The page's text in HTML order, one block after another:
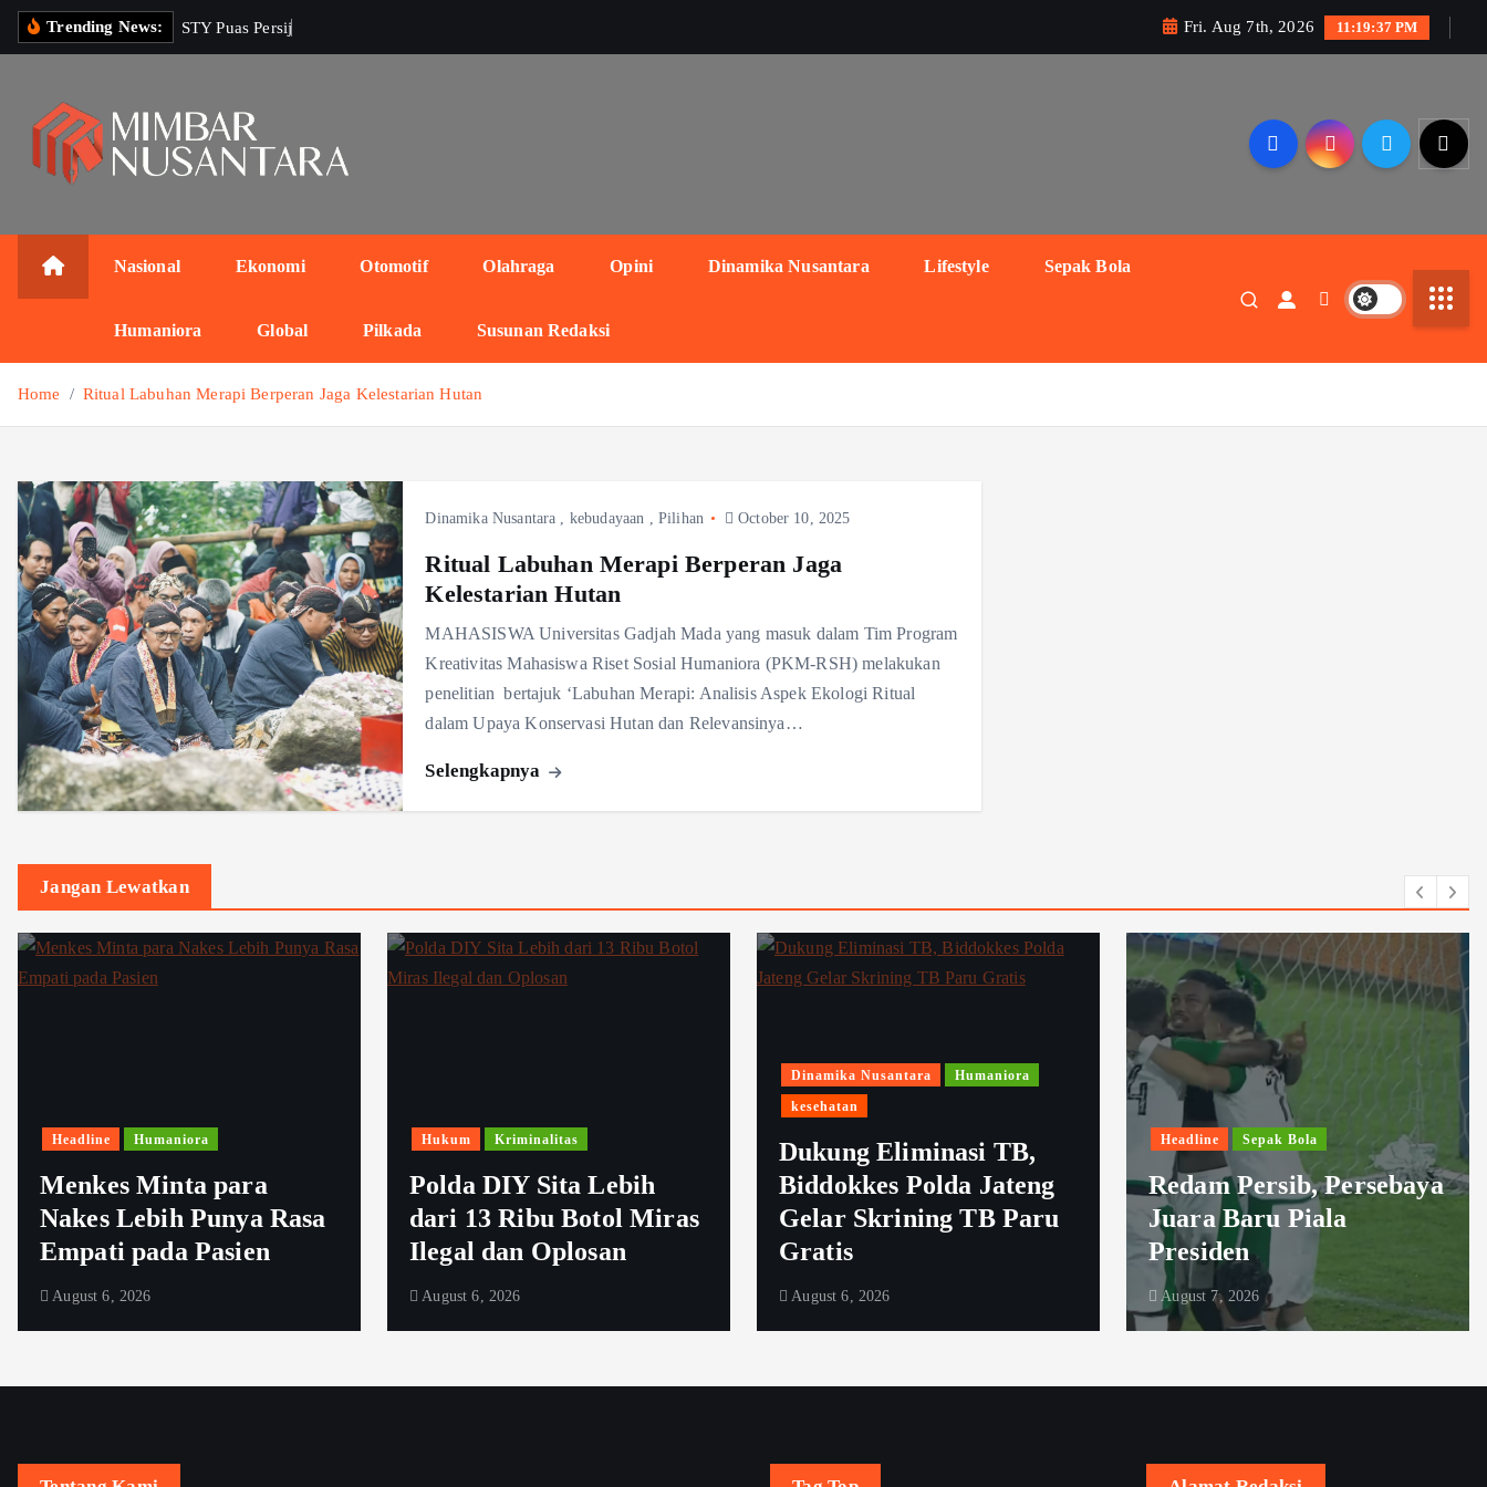
Trending News: STY Puas Persij Fri. Aug 7th, 2026 11:19:37 PM
Nasional Ekonomi Otomotif Olahraga Opini Dinamika Nusantara Lifestyle Sepak Bola
Humaniora Global Pilkada Susunan Redaksi
Home Ritual Labuhan Merapi Berperan Jaga Kelestarian Hutan
Dinamika Nusantara , kebudayaan , Pilihan October 10, 2025
Ritual Labuhan Merapi Berperan Jaga
Kelestarian Hutan
MAHASISWA Universitas Gadjah Mada yang masuk dalam Tim Program
Kreativitas Mahasiswa Riset Sosial Humaniora (PKM-RSH) melakukan
penelitian bertajuk ‘Labuhan Merapi: Analisis Aspek Ekologi Ritual
dalam Upaya Konservasi Hutan dan Relevansinya…
Selengkapnya
Jangan Lewatkan
Headline Humaniora
Menkes Minta para
Nakes Lebih Punya Rasa
Empati pada Pasien
August 6, 2026
Hukum Kriminalitas
Polda DIY Sita Lebih
dari 13 Ribu Botol Miras
Ilegal dan Oplosan
August 6, 2026
Dinamika Nusantara
Humaniora
kesehatan
Dukung Eliminasi TB,
Biddokkes Polda Jateng
Gelar Skrining TB Paru
Gratis
August 6, 2026
Headline Sepak Bola
Redam Persib, Persebaya
Juara Baru Piala
Presiden
August 7, 2026